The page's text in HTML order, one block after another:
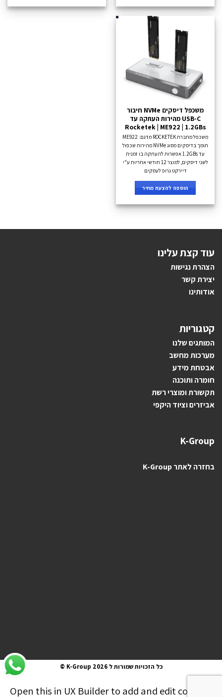
משכפל דיסקים NVMe חיבור
USB-C מהירות העתקה עד
Rocketek | ME922 | 1.2GBs
משכפל מחברת ROCKETEK מדגם: ME922
תומך בדיסקים מסוג NVMe מהירות שכפול
עד 1.2GBs אפשרות להעתקה בו זמנית
לשני דיסקים, למוצר 12 חודשי אחריות ע"י
דיירקט גרופ לעסקים
הוספה להצעת מחיר
עוד קצת עלינו
הצהרת נגישות
יצירת קשר
אודותינו
קטגוריות
המותגים שלנו
מערכות מחשב
אבטחת מידע
חומרה ותוכנה
תקשורת ומוצרי רשת
אביזרים וציוד היקפי
K-Group
בחזרה לאתר K-Group
כל הזכויות שמורות ל K-Group 2026 ©
Open this in UX Builder to add and edit content